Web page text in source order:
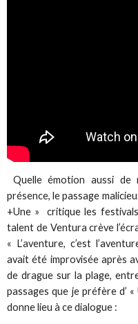
Quelle émotion aussi
présence, le passage
+Une » critique les
talent de Ventura crève
« L’aventure, c’est
avait été improvisée après
de drague sur la plage,
passages que je préfère d’
donne lieu à ce dialogue :